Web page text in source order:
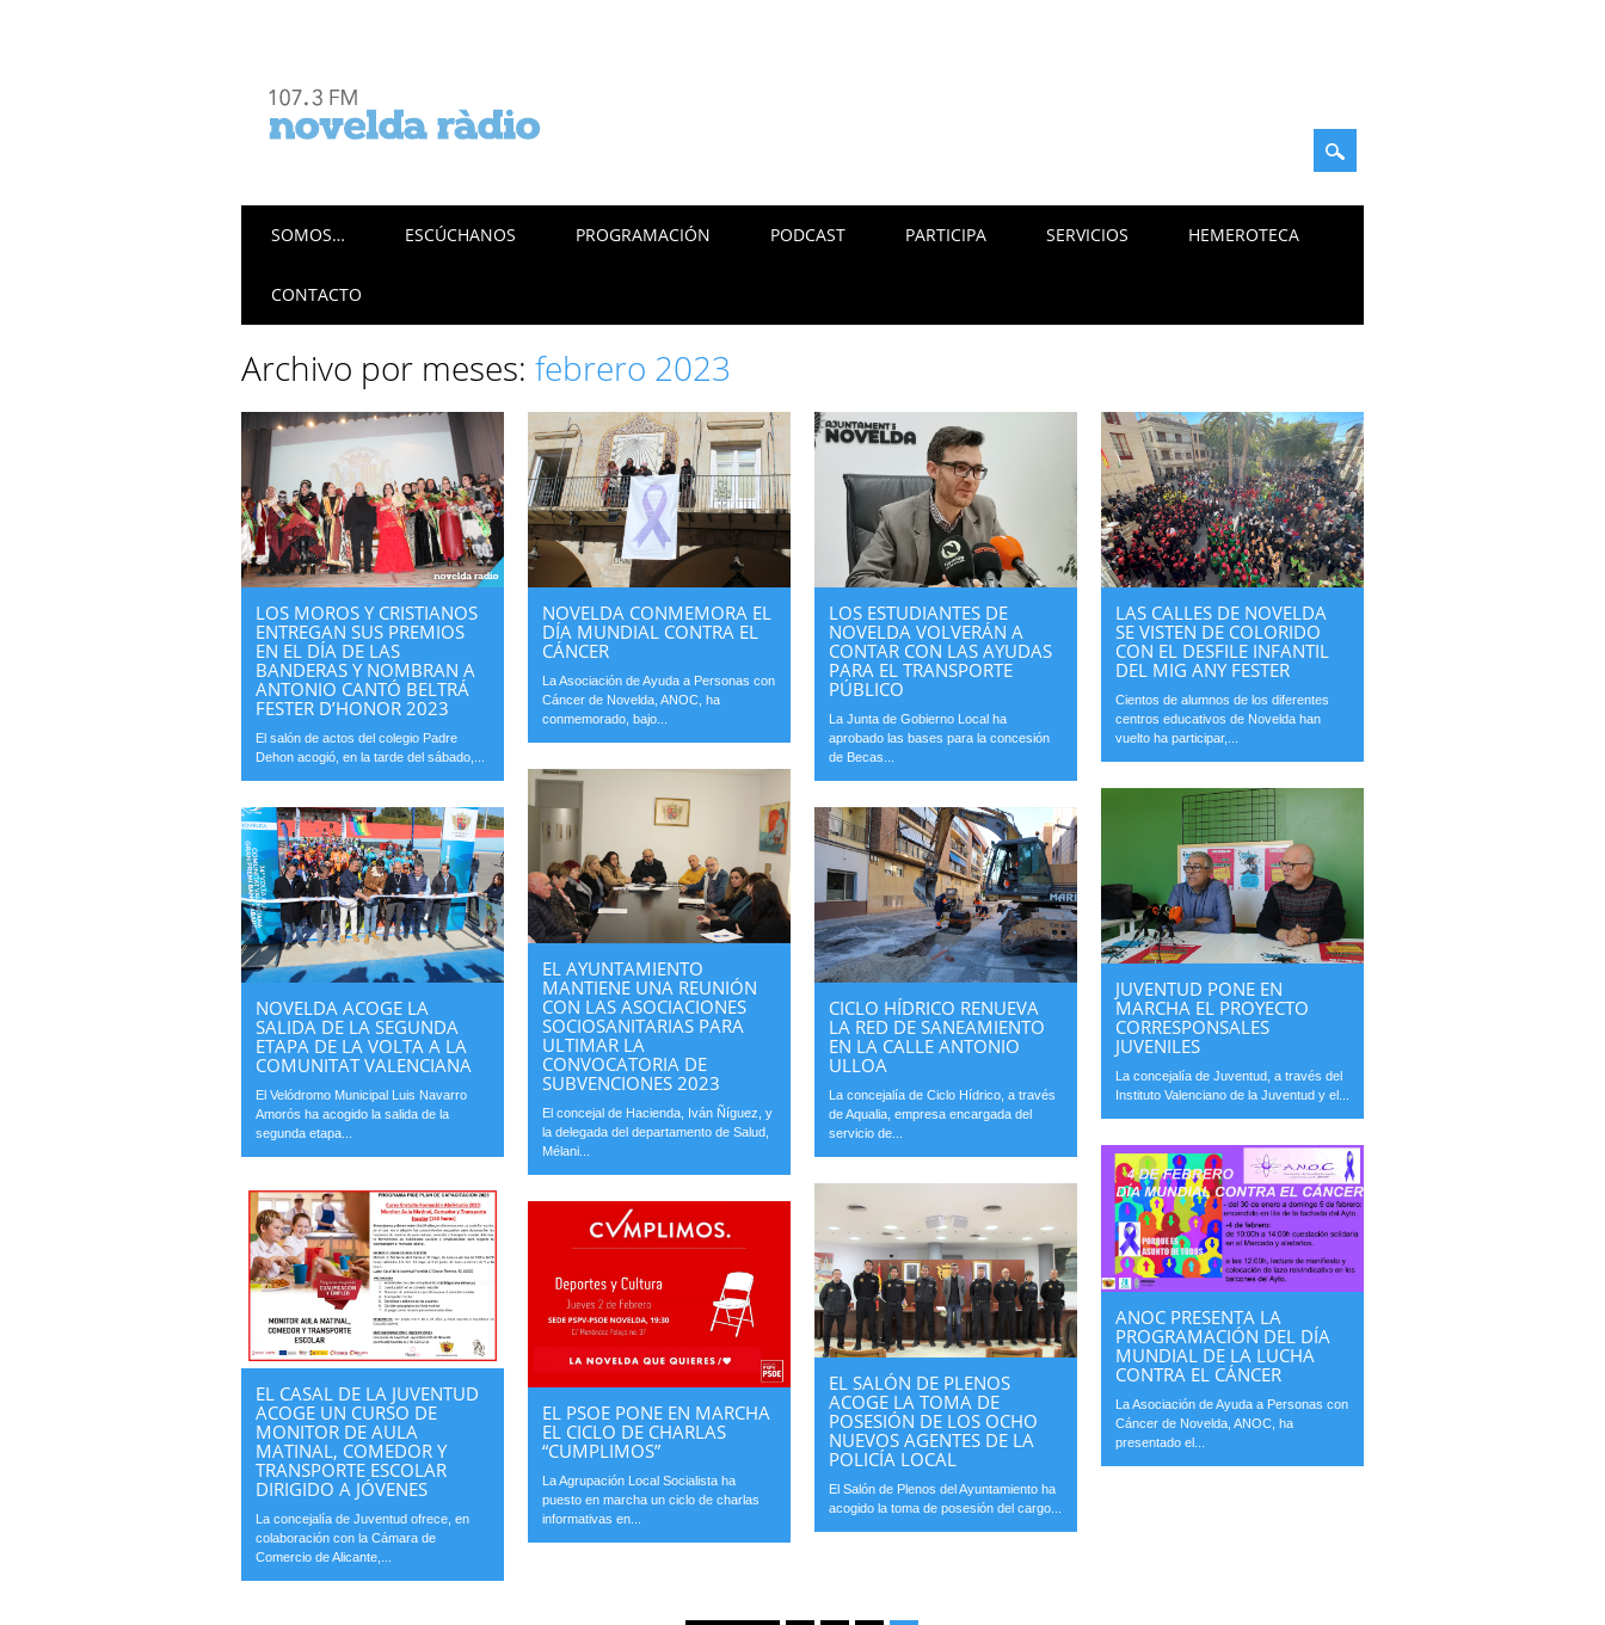
Menú principal
SOMOS… ESCÚCHANOS PROGRAMACIÓN PODCAST PARTICIPA SERVICIOS HEMEROTECA
CONTACTO
Archivo por meses:febrero 2023
LOS MOROS Y CRISTIANOS
ENTREGAN SUS PREMIOS
EN EL DÍA DE LAS
BANDERAS Y NOMBRAN A
ANTONIO CANTÓ BELTRÁ
FESTER D’HONOR 2023
El salón de actos del colegio Padre
Dehon acogió, en la tarde del sábado,...
NOVELDA CONMEMORA EL
DÍA MUNDIAL CONTRA EL
CÁNCER
La Asociación de Ayuda a Personas con
Cáncer de Novelda, ANOC, ha
conmemorado, bajo...
LOS ESTUDIANTES DE
NOVELDA VOLVERÁN A
CONTAR CON LAS AYUDAS
PARA EL TRANSPORTE
PÚBLICO
La Junta de Gobierno Local ha
aprobado las bases para la concesión
de Becas...
LAS CALLES DE NOVELDA
SE VISTEN DE COLORIDO
CON EL DESFILE INFANTIL
DEL MIG ANY FESTER
Cientos de alumnos de los diferentes
centros educativos de Novelda han
vuelto ha participar,...
EL AYUNTAMIENTO
MANTIENE UNA REUNIÓN
CON LAS ASOCIACIONES
SOCIOSANITARIAS PARA
ULTIMAR LA
CONVOCATORIA DE
SUBVENCIONES 2023
El concejal de Hacienda, Iván Ñíguez, y
la delegada del departamento de Salud,
Mélani...
JUVENTUD PONE EN
MARCHA EL PROYECTO
CORRESPONSALES
JUVENILES
La concejalía de Juventud, a través del
Instituto Valenciano de la Juventud y el...
NOVELDA ACOGE LA
SALIDA DE LA SEGUNDA
ETAPA DE LA VOLTA A LA
COMUNITAT VALENCIANA
El Velódromo Municipal Luis Navarro
Amorós ha acogido la salida de la
segunda etapa...
CICLO HÍDRICO RENUEVA
LA RED DE SANEAMIENTO
EN LA CALLE ANTONIO
ULLOA
La concejalía de Ciclo Hídrico, a través
de Aqualia, empresa encargada del
servicio de...
ANOC PRESENTA LA
PROGRAMACIÓN DEL DÍA
MUNDIAL DE LA LUCHA
CONTRA EL CÁNCER
La Asociación de Ayuda a Personas con
Cáncer de Novelda, ANOC, ha
presentado el...
EL CASAL DE LA JUVENTUD
ACOGE UN CURSO DE
MONITOR DE AULA
MATINAL, COMEDOR Y
TRANSPORTE ESCOLAR
DIRIGIDO A JÓVENES
La concejalía de Juventud ofrece, en
colaboración con la Cámara de
Comercio de Alicante,...
EL SALÓN DE PLENOS
ACOGE LA TOMA DE
POSESIÓN DE LOS OCHO
NUEVOS AGENTES DE LA
POLICÍA LOCAL
El Salón de Plenos del Ayuntamiento ha
acogido la toma de posesión del cargo...
EL PSOE PONE EN MARCHA
EL CICLO DE CHARLAS
“CUMPLIMOS”
La Agrupación Local Socialista ha
puesto en marcha un ciclo de charlas
informativas en...